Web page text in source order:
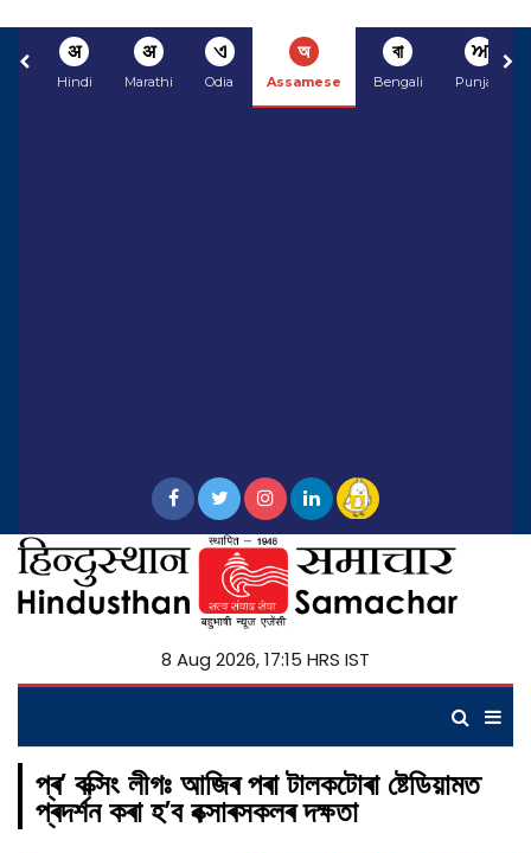
अ
Hindi
अ
Marathi
ଏ
Odia
অ
Assamese
বা
Bengali
ਅ
Punjabi
8 Aug 2026, 17:15 HRS IST
প্ৰ’ বক্সিং লীগঃ আজিৰ পৰা টালকটোৰা ষ্টেডিয়ামত
প্ৰদৰ্শন কৰা হ’ব বক্সাৰসকলৰ দক্ষতা